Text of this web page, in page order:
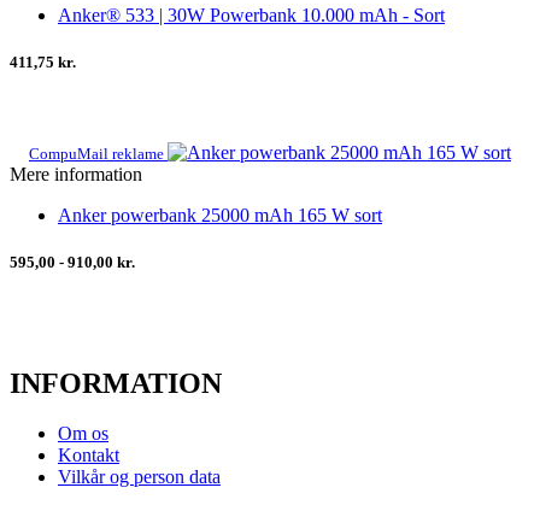
Anker® 533 | 30W Powerbank 10.000 mAh - Sort
411,75 kr.
CompuMail reklame
Mere information
Anker powerbank 25000 mAh 165 W sort
595,00 - 910,00 kr.
INFORMATION
Om os
Kontakt
Vilkår og person data